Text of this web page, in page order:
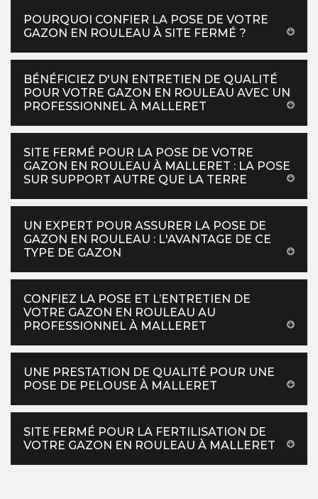
POURQUOI CONFIER LA POSE DE VOTRE
GAZON EN ROULEAU À SITE FERMÉ ?
BÉNÉFICIEZ D'UN ENTRETIEN DE QUALITÉ
POUR VOTRE GAZON EN ROULEAU AVEC UN
PROFESSIONNEL À MALLERET
SITE FERMÉ POUR LA POSE DE VOTRE
GAZON EN ROULEAU À MALLERET : LA POSE
SUR SUPPORT AUTRE QUE LA TERRE
UN EXPERT POUR ASSURER LA POSE DE
GAZON EN ROULEAU : L'AVANTAGE DE CE
TYPE DE GAZON
CONFIEZ LA POSE ET L’ENTRETIEN DE
VOTRE GAZON EN ROULEAU AU
PROFESSIONNEL À MALLERET
UNE PRESTATION DE QUALITÉ POUR UNE
POSE DE PELOUSE À MALLERET
SITE FERMÉ POUR LA FERTILISATION DE
VOTRE GAZON EN ROULEAU À MALLERET